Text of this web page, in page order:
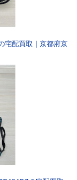
宅配買取｜京都府京